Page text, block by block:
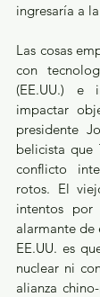
ingresaría a
Las cosas
con
(EE.UU.) e
impactar
presidente
belicista que
conflicto
rotos. El
intentos
alarmante de
EE.UU. es
nuclear ni
alianza